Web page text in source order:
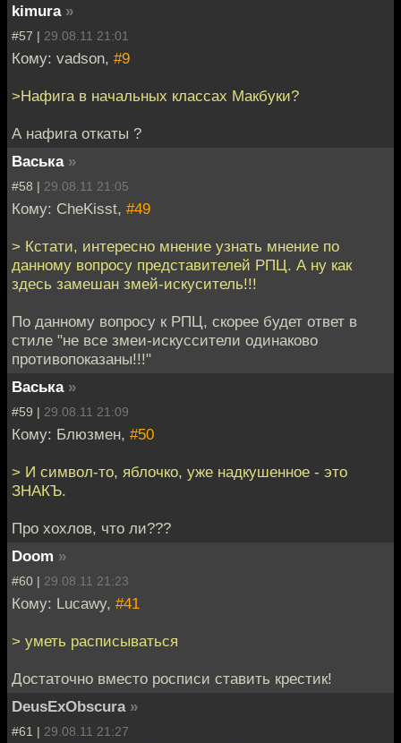
kimura »
#57 | 29.08.11 21:01
Кому: vadson, #9
>Нафига в начальных классах Макбуки?
А нафига откаты ?
Васька »
#58 | 29.08.11 21:05
Кому: CheKisst, #49
> Кстати, интересно мнение узнать мнение по
данному вопросу представителей РПЦ. А ну как
здесь замешан змей-искуситель!!!
По данному вопросу к РПЦ, скорее будет ответ в
стиле "не все змеи-искуссители одинаково
противопоказаны!!!"
Васька »
#59 | 29.08.11 21:09
Кому: Блюзмен, #50
> И символ-то, яблочко, уже надкушенное - это
ЗНАКЪ.
Про хохлов, что ли???
Doom »
#60 | 29.08.11 21:23
Кому: Lucawy, #41
> уметь расписываться
Достаточно вместо росписи ставить крестик!
DeusExObscura »
#61 | 29.08.11 21:27